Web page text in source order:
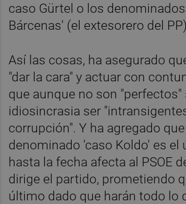
caso Gürtel o los
Bárcenas' (el extesorero del
Así las cosas, ha asegurado
"dar la cara" y actuar con
que aunque no son "perfectos"
idiosincrasia ser
corrupción". Y ha agregado que
denominado 'caso Koldo' es el
hasta la fecha afecta al PSOE
dirige el partido, prometiendo
último dado que harán todo lo